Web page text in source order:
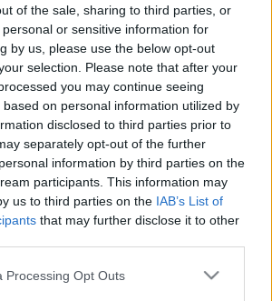
of the sale, sharing to third parties, or
or sensitive information for
by us, please use the below opt-out
selection. Please note that after your
you may continue seeing
on personal information utilized by
disclosed to third parties prior to
separately opt-out of the further
information by third parties on the
participants. This information may
us to third parties on the IAB’s List of
that may further disclose it to other
website/app uses one or more Google
Processing Opt Outs
12.
leszögezni, hogy nem
pontjában sem az orosz
a cikk írójával. Magyarországnak
van a gázforrásainak
De azzal a ténnyel, hogy
Moszkvában - ráadásul…
bajszát rángatják...